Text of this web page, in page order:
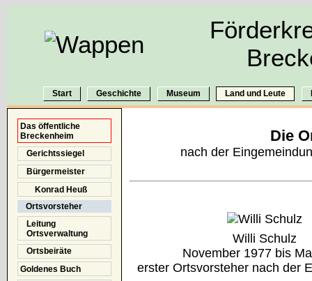
Start Geschichte Museum Land und Leute
Das öffentliche
Breckenheim
Gerichtssiegel
Bürgermeister
Konrad Heuß
Ortsvorsteher
Leitung
Ortsverwaltung
Ortsbeiräte
Goldenes Buch
Die
nach der
Willi Schulz
November 1977 bis
erster Ortsvorsteher nach der